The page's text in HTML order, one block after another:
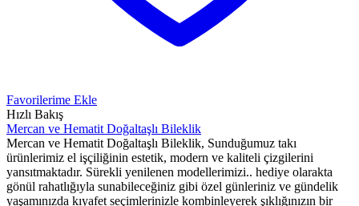
Favorilerime Ekle
Hızlı Bakış
Mercan ve Hematit Doğaltaşlı Bileklik
Mercan ve Hematit Doğaltaşlı Bileklik, Sunduğumuz takı
ürünlerimiz el işçiliğinin estetik, modern ve kaliteli çizgilerini
yansıtmaktadır. Sürekli yenilenen modellerimizi.. hediye olarakta
gönül rahatlığıyla sunabileceğiniz gibi özel günleriniz ve gündelik
yaşamınızda kıyafet seçimlerinizle kombinleyerek şıklığınızın bir